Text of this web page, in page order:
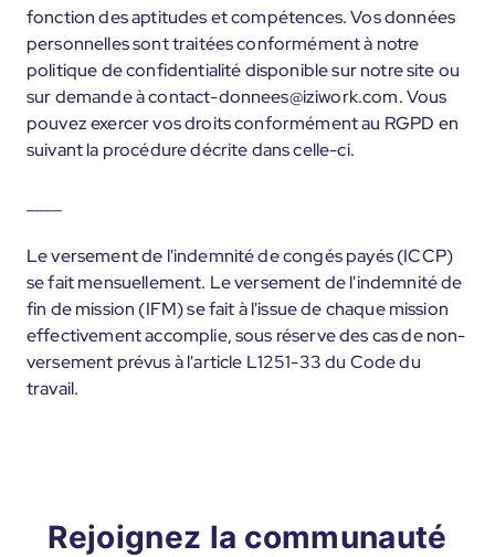
fonction des aptitudes et compétences. Vos données
personnelles sont traitées conformément à notre
politique de confidentialité disponible sur notre site ou
sur demande à contact-donnees@iziwork.com. Vous
pouvez exercer vos droits conformément au RGPD en
suivant la procédure décrite dans celle-ci.
Le versement de l'indemnité de congés payés (ICCP)
se fait mensuellement. Le versement de l'indemnité de
fin de mission (IFM) se fait à l'issue de chaque mission
effectivement accomplie, sous réserve des cas de non-
versement prévus à l'article L1251-33 du Code du
travail.
Rejoignez la communauté